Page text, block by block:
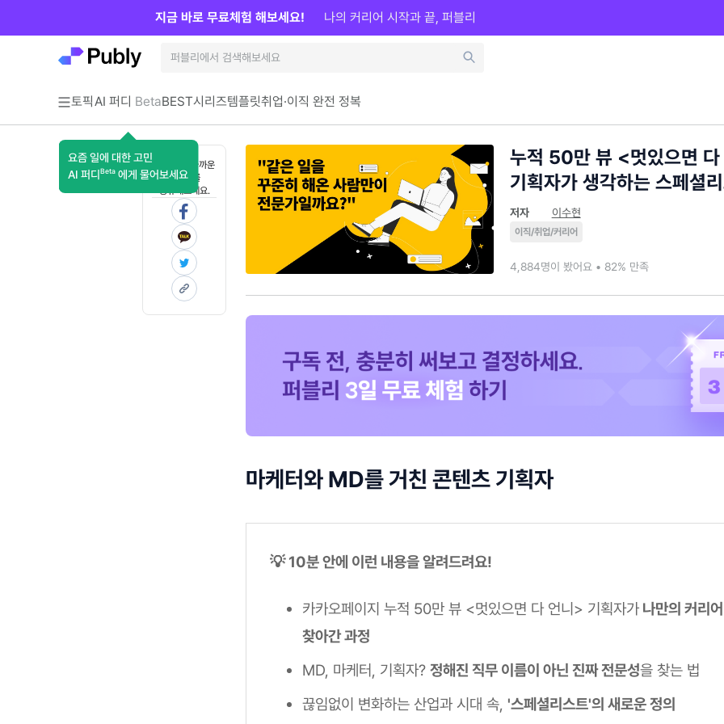
토픽AI 퍼디 Beta
요즘 일에 대한 고민
AI 퍼디 Beta 에게 물어보세요
BEST시리즈템플릿취업·이직 완전 정복
지금 바로 무료체험 해보세요! 나의 커리어 시작과 끝, 퍼블리
혼자 보기 아까운
콘텐츠를
공유해보세요.
누적 50만 뷰 <멋있으면
기획자가 생각하는 스페셜
저자 이수현
이직/취업/커리어
4,884명이 봤어요 • 82% 만족
마케터와 MD를 거친 콘텐츠 기획자
💡 10분 안에 이런 내용을 알려드려요!
카카오페이지 누적 50만 뷰 <멋있으면 다 언니> 기획자가 나만의 커리
찾아간 과정
MD, 마케터, 기획자? 정해진 직무 이름이 아닌 진짜 전문성을 찾는 법
끊임없이 변화하는 산업과 시대 속, '스페셜리스트'의 새로운 정의